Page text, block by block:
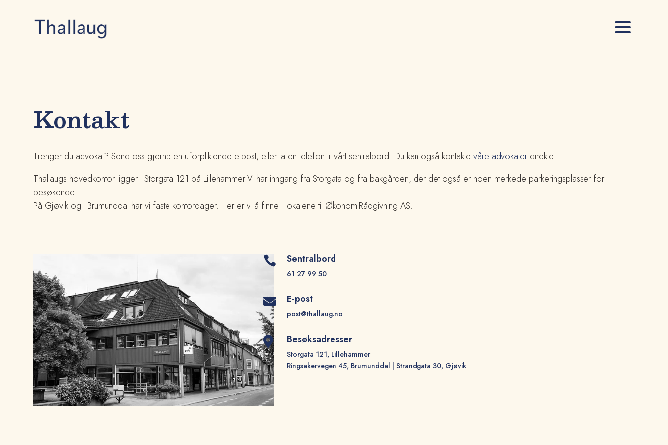
Kontakt
Trenger du advokat? Send oss gjerne en uforpliktende e-post, eller ta en telefon til vårt sentralbord. Du kan også kontaktevåre advokater direkte.
Thallaugs hovedkontor ligger i Storgata 121 på Lillehammer.Vi har inngang fra Storgata og fra bakgården, der det også er noen merkede parkeringsplasser for
besøkende.
På Gjøvik og i Brumunddal har vi faste kontordager. Her er vi å finne i lokalene til ØkonomiRådgivning AS.
 Sentralbord
61 27 99 50
 E-post
post@thallaug.no
 Besøksadresser
Storgata 121, Lillehammer
Ringsakervegen 45, Brumunddal | Strandgata 30, Gjøvik